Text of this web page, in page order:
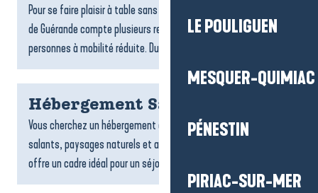
LE POULIGUEN
MESQUER-QUIMIAC
PÉNESTIN
PIRIAC-SUR-MER
Pour se faire plaisir à table sans contrainte, La Baule-Presqu’île
de Guérande compte plusieurs restaurants accessibles aux
personnes à mobilité réduite. Du bord de mer aux...
Hébergement Saint-Molf
Vous cherchez un hébergement à Saint-Molf ? Entre marais
salants, paysages naturels et ambiance paisible, la commune
offre un cadre idéal pour un séjour ressourçant. Locations,...